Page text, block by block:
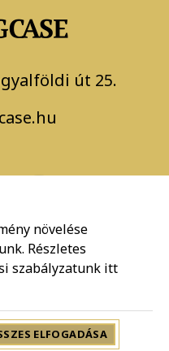
út 25.
növelése
Részletes
szabályzatunk itt
ELFOGADÁSA